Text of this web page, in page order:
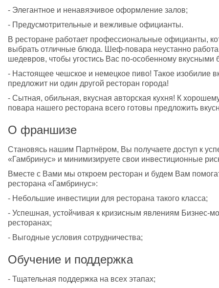
- Элегантное и ненавязчивое оформление залов;
- Предусмотрительные и вежливые официанты.
В ресторане работает профессиональные официанты,
выбрать отличные блюда. Шеф-повара неустанно
шедевров, чтобы угостись Вас по-особенному
- Настоящее чешское и немецкое пиво! Такое изобилие
предложит ни один другой ресторан города!
- Сытная, обильная, вкусная авторская кухня! К
повара нашего ресторана всего готовы предложить
О франшизе
Становясь нашим Партнёром, Вы получаете доступ к
«Гамбринус» и минимизируете свои инвестиционные
Вместе с Вами мы откроем ресторан и будем Вам
ресторана «Гамбринус»:
- Небольшие инвестиции для ресторана такого класса;
- Успешная, устойчивая к кризисным явлениям Бизнес-
ресторанах;
- Выгодные условия сотрудничества;
Обучение и поддержка
- Тщательная поддержка на всех этапах;